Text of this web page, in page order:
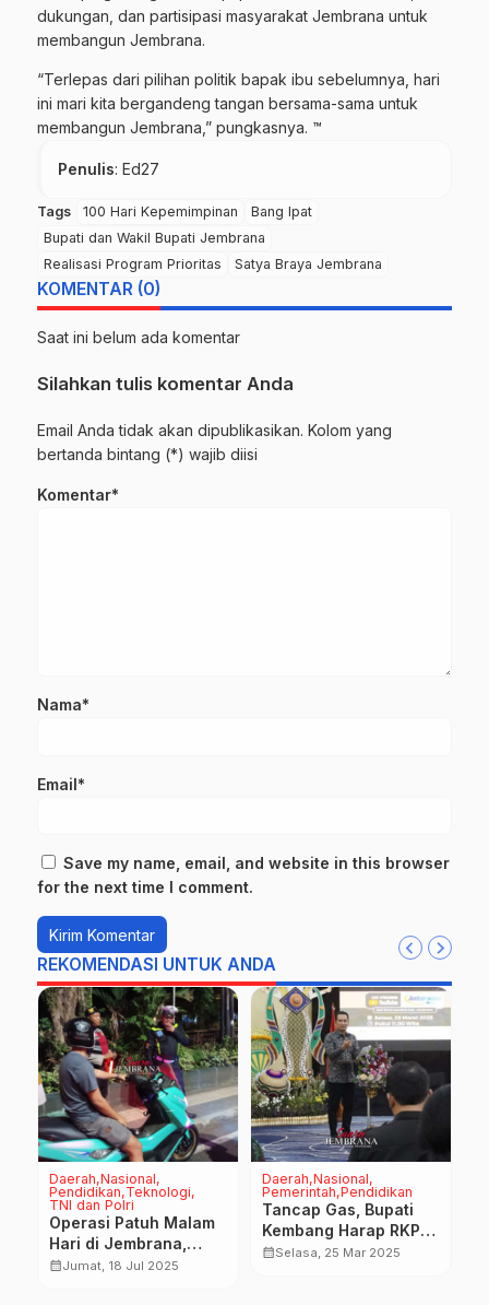
dukungan, dan partisipasi masyarakat Jembrana untuk
membangun Jembrana.
“Terlepas dari pilihan politik bapak ibu sebelumnya, hari
ini mari kita bergandeng tangan bersama-sama untuk
membangun Jembrana,” pungkasnya. ™
Penulis: Ed27
Tags 100 Hari Kepemimpinan
Bang Ipat
Bupati dan Wakil Bupati Jembrana
Realisasi Program Prioritas
Satya Braya Jembrana
KOMENTAR (0)
Saat ini belum ada komentar
Silahkan tulis komentar Anda
Email Anda tidak akan dipublikasikan. Kolom yang
bertanda bintang (*) wajib diisi
Komentar*
Nama*
Email*
Save my name, email, and website in this browser
for the next time I comment.
REKOMENDASI UNTUK ANDA
Daerah Nasional
Pendidikan Teknologi
TNI dan Polri
Operasi Patuh Malam
Hari di Jembrana,
Fokus Jalur Rawan
calendar_monthJumat, 18 Jul 2025
Daerah Nasional
Pemerintah Pendidikan
Tancap Gas, Bupati
Kembang Harap RKPD
2026 Akomodir
calendar_monthSelasa, 25 Mar 2025